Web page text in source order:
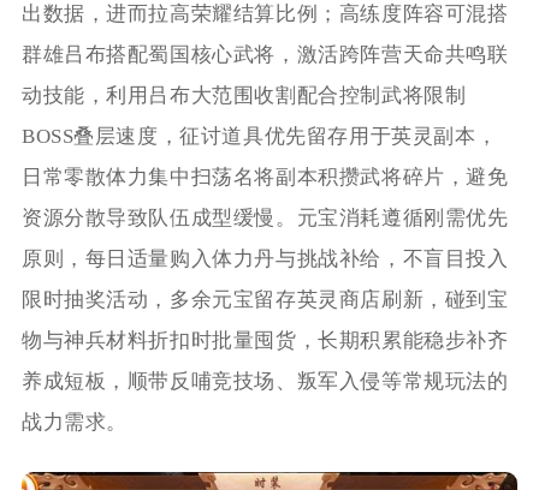
出数据，进而拉高荣耀结算比例；高练度阵容可混搭
群雄吕布搭配蜀国核心武将，激活跨阵营天命共鸣联
动技能，利用吕布大范围收割配合控制武将限制
BOSS叠层速度，征讨道具优先留存用于英灵副本，
日常零散体力集中扫荡名将副本积攒武将碎片，避免
资源分散导致队伍成型缓慢。元宝消耗遵循刚需优先
原则，每日适量购入体力丹与挑战补给，不盲目投入
限时抽奖活动，多余元宝留存英灵商店刷新，碰到宝
物与神兵材料折扣时批量囤货，长期积累能稳步补齐
养成短板，顺带反哺竞技场、叛军入侵等常规玩法的
战力需求。